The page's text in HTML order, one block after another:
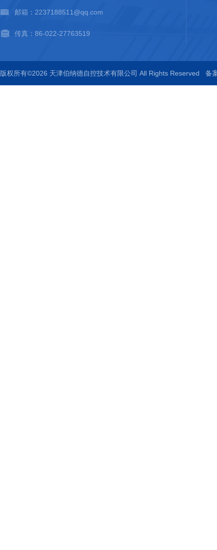
邮箱：2237188511@qq.com
传真：86-022-27763519
版权所有©2026 天津伯纳德自控技术有限公司 All Rights Reserved 备